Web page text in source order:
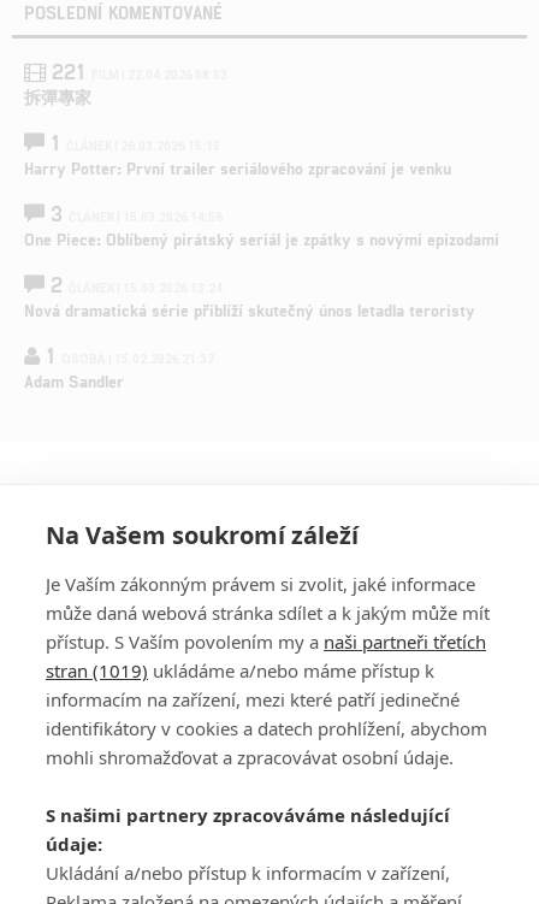
POSLEDNÍ KOMENTOVANÉ
221
拆彈專家
1
Harry Potter: První trailer seriálového zpracování je venku
3
One Piece: Oblíbený pirátský seriál je zpátky s novými epizodami
2
Nová dramatická série přiblíží skutečný únos letadla teroristy
1
Adam Sandler
PŘIHLÁSIT
REGISTROVAT
DISKUZE
Šéfredaktorkou webu jePetr Slavík, e-mailserialy@fandimefilmu.cz
Máte-li zájem o inzerci na našem webu napište nám na e-mail
studio@koncal.com
Na Vašem soukromí záleží
Je Vaším zákonným právem si zvolit, jaké informace
může daná webová stránka sdílet a k jakým může mít
přístup. S Vaším povolením my a naši partneři třetích
stran (1019) ukládáme a/nebo máme přístup k
informacím na zařízení, mezi které patří jedinečné
identifikátory v cookies a datech prohlížení, abychom
mohli shromažďovat a zpracovávat osobní údaje.
S našimi partnery zpracováváme následující
údaje:
Ukládání a/nebo přístup k informacím v zařízení,